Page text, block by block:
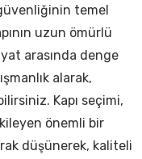
temel
uzun ömürlü
arasında denge
alarak,
Kapı seçimi,
önemli bir
düşünerek, kaliteli